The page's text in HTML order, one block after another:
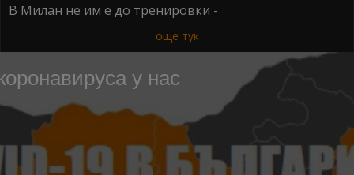
В Милан не им е до тренировки -
още тук